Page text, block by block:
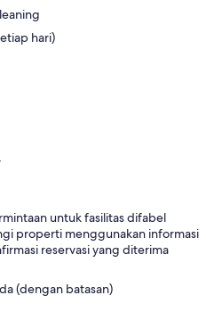
hari)
untuk fasilitas difabel
properti menggunakan informasi
reservasi yang diterima
(dengan batasan)